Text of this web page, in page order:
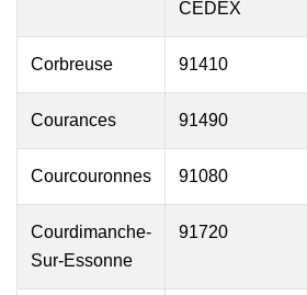
CEDEX
Corbreuse 91410
Courances 91490
Courcouronnes 91080
Courdimanche-
Sur-Essonne
91720